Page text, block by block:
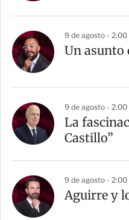
9 de agosto - 2:00
Un asunto
9 de agosto - 2:00
La
Castillo”
9 de agosto - 2:00
Aguirre y